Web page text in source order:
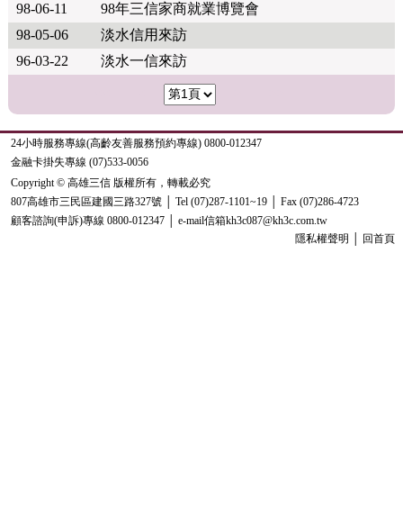
98-06-11
98年三信家商就業博覽會
98-05-06
淡水信用來訪
96-03-22
淡水一信來訪
24小時服務專線(高齡友善服務預約專線) 0800-012347
金融卡掛失專線 (07)533-0056
Copyright © 高雄三信 版權所有，轉載必究
807高雄市三民區建國三路327號 │ Tel (07)287-1101~19 │ Fax (07)286-4723
顧客諮詢(申訴)專線 0800-012347 │ e-mail信箱kh3c087@kh3c.com.tw
隱私權聲明
回首頁